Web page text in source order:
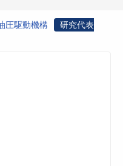
圧駆動機構
研究代表